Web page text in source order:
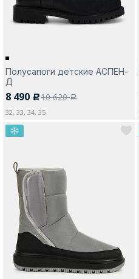
О компании
Покупателям
Полусапоги детские АСПЕН-
Д
8 490 c10 620a
32, 33, 34, 35